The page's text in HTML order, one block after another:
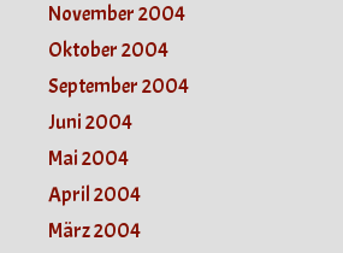
November 2004
Oktober 2004
September 2004
Juni 2004
Mai 2004
April 2004
März 2004